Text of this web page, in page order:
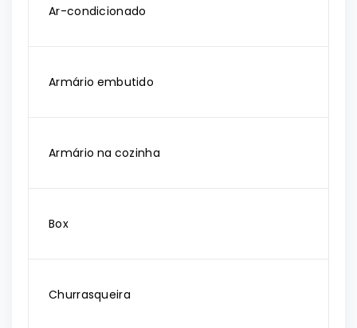
Ar-condicionado
Armário embutido
Armário na cozinha
Box
Churrasqueira